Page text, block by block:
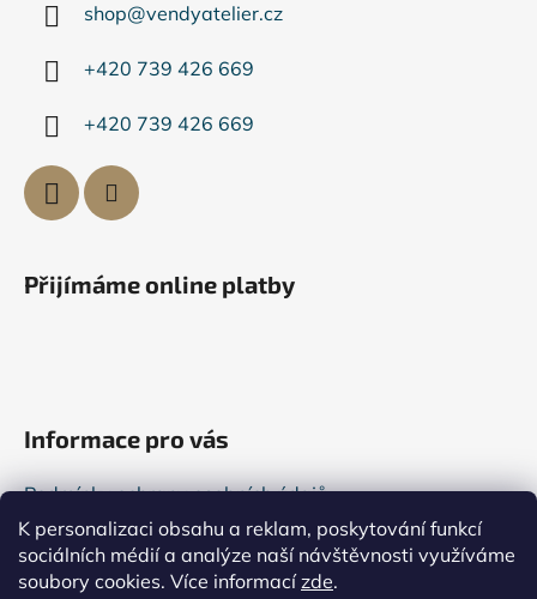
K personalizaci obsahu a reklam, poskytování funkcí
sociálních médií a analýze naší návštěvnosti využíváme
soubory cookies. Více informacízde.
shop@vendyatelier.cz
+420 739 426 669
+420 739 426 669
Přijímáme online platby
Informace pro vás
Podmínky ochrany osobních údajů
Všeobecné obchodní podmínky
Kontakty